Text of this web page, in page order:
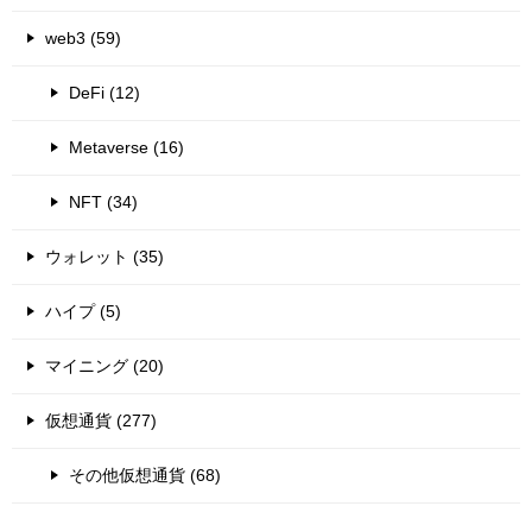
web3 (59)
DeFi (12)
Metaverse (16)
NFT (34)
ウォレット (35)
ハイプ (5)
マイニング (20)
仮想通貨 (277)
その他仮想通貨 (68)